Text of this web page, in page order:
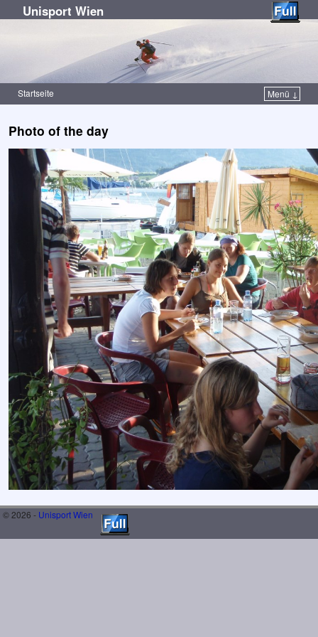
Unisport Wien
Startseite Menü ↓
Photo of the day
© 2026 - Unisport Wien